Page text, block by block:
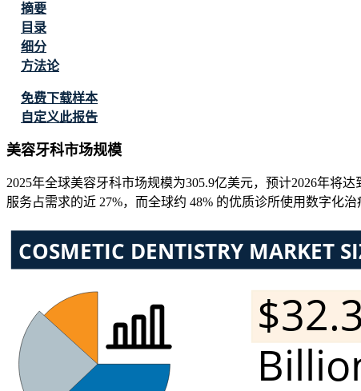
摘要
目录
细分
方法论
免费下载样本
自定义此报告
美容牙科市场规模
2025年全球美容牙科市场规模为305.9亿美元，预计2026年将
服务占需求的近 27%，而全球约 48% 的优质诊所使用数字化治